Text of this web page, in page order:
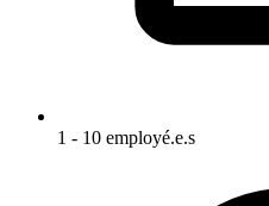
1 - 10 employé.e.s